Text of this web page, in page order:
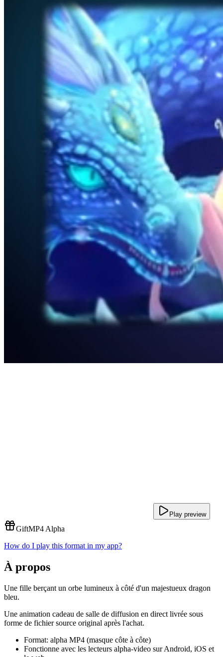
Play preview
GiftMP4 Alpha
How do I play this format in my app?
À propos
Une fille berçant un orbe lumineux à côté d'un majestueux dragon
bleu.
Une animation cadeau de salle de diffusion en direct livrée sous
forme de fichier source original après l'achat.
Format: alpha MP4 (masque côte à côte)
Fonctionne avec les lecteurs alpha-video sur Android, iOS et